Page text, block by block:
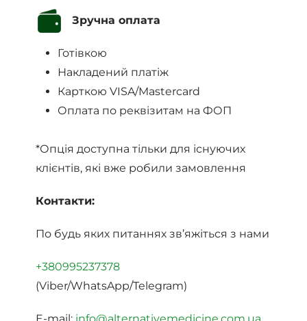
Зручна оплата
Готівкою
Накладений платіж
Карткою VISA/Mastercard
Оплата по реквізитам на ФОП
*Опція доступна тільки для існуючих
клієнтів, які вже робили замовлення
Контакти:
По будь яких питаннях зв’яжіться з нами
+380995237378
(Viber/WhatsApp/Telegram)